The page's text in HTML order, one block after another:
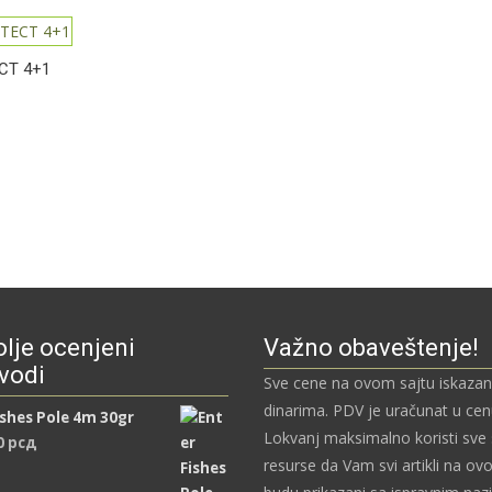
4+1
ocenjeni
Pole 4m 30gr
рсд
Važno obaveštenje!
Sve cene na ovom sajtu
dinarima. PDV je uračunat u
Lokvanj maksimalno koristi sve
resurse da Vam svi artikli na